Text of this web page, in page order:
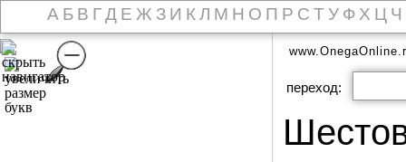
А Б В Г Д Е Ж З И К Л М Н О П Р С Т У Ф Х Ц Ч
переход: